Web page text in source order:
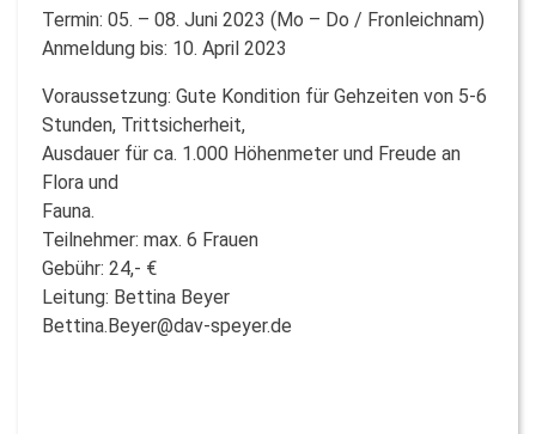
Termin: 05. – 08. Juni 2023 (Mo – Do / Fronleichnam)
Anmeldung bis: 10. April 2023
Voraussetzung: Gute Kondition für Gehzeiten von 5-6
Stunden, Trittsicherheit,
Ausdauer für ca. 1.000 Höhenmeter und Freude an
Flora und
Fauna.
Teilnehmer: max. 6 Frauen
Gebühr: 24,- €
Leitung: Bettina Beyer
Bettina.Beyer@dav-speyer.de